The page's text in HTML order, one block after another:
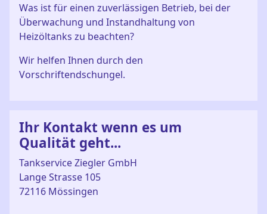
Was ist für einen zuverlässigen Betrieb, bei der
Überwachung und Instandhaltung von
Heizöltanks zu beachten?
Wir helfen Ihnen durch den
Vorschriftendschungel.
Ihr Kontakt wenn es um
Qualität geht...
Tankservice Ziegler GmbH
Lange Strasse 105
72116 Mössingen